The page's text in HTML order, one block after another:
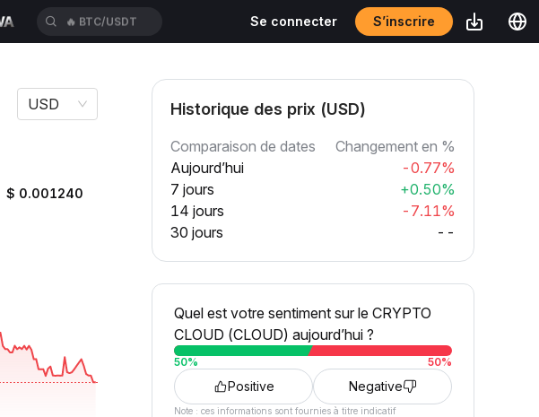
🔥 BTC/USDT Se connecter S’inscrire
USD
$ 0.001240
Historique des prix (USD)
Comparaison de dates
Changement en %
Aujourd’hui
-0.77%
7 jours
+0.50%
14 jours
-7.11%
30 jours
--
Quel est votre sentiment sur le CRYPTO
CLOUD (CLOUD) aujourd’hui ?
50% 50%
Positive Negative
Note : ces informations sont fournies à titre indicatif